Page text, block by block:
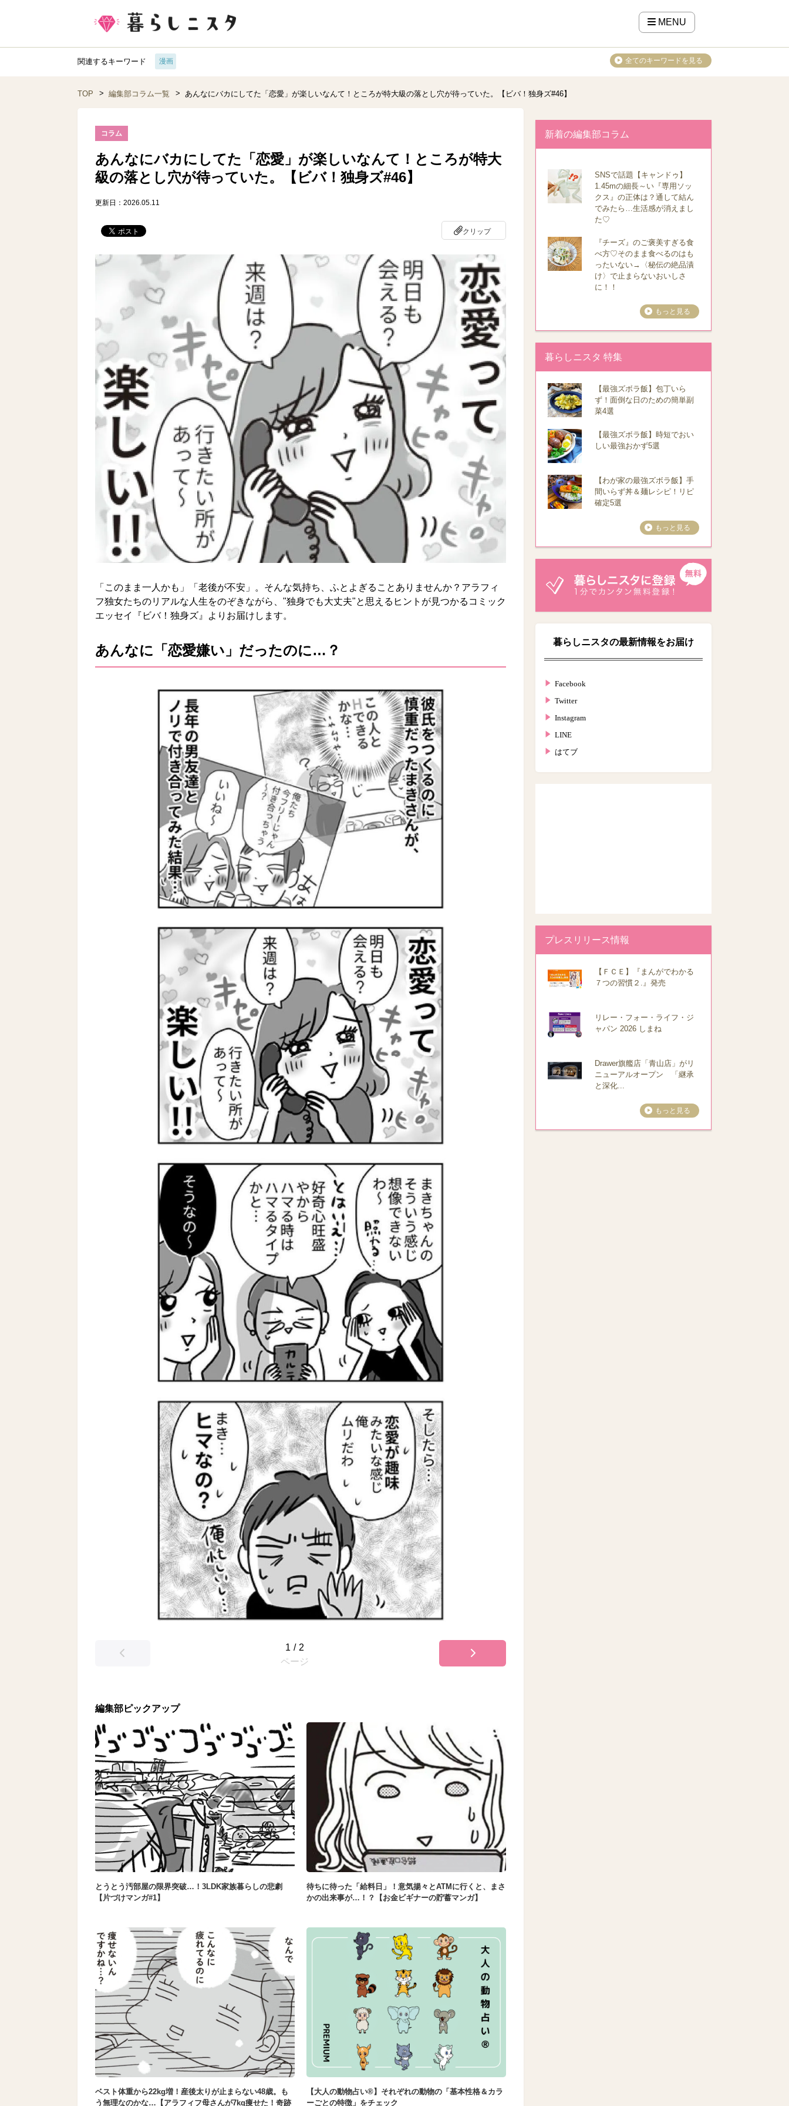
MENU
関連するキーワード 漫画 全てのキーワードを見る
TOP 編集部コラム一覧 あんなにバカにしてた「恋愛」が楽しいなんて！ところが特大級の落とし穴が待っていた。【ビバ！独身ズ#46】
コラム
あんなにバカにしてた「恋愛」が楽しいなんて！ところが特大
級の落とし穴が待っていた。【ビバ！独身ズ#46】
更新日：2026.05.11
クリップ
「このまま一人かも」「老後が不安」。そんな気持ち、ふとよぎることありませんか？アラフィ
フ独女たちのリアルな人生をのぞきながら、"独身でも大丈夫"と思えるヒントが見つかるコミック
エッセイ『ビバ！独身ズ』よりお届けします。
あんなに「恋愛嫌い」だったのに…？
1 / 2
ページ
編集部ピックアップ
とうとう汚部屋の限界突破…！3LDK家族暮らしの悲劇
【片づけマンガ#1】
待ちに待った「給料日」！意気揚々とATMに行くと、まさ
かの出来事が…！？【お金ビギナーの貯蓄マンガ】
ベスト体重から22kg増！産後太りが止まらない48歳。も
う無理なのかな…【アラフィフ母さんが7kg痩せた！奇跡
【大人の動物占い®】それぞれの動物の「基本性格＆カラ
ーごとの特徴」をチェック
新着の編集部コラム
SNSで話題【キャンドゥ】
1.45mの細長～い『専用ソッ
クス』の正体は？通して結ん
でみたら…生活感が消えまし
た♡
『チーズ』のご褒美すぎる食
べ方♡そのまま食べるのはも
ったいない→〈秘伝の絶品漬
け〉で止まらないおいしさ
に！！
もっと見る
暮らしニスタ 特集
【最強ズボラ飯】包丁いら
ず！面倒な日のための簡単副
菜4選
【最強ズボラ飯】時短でおい
しい最強おかず5選
【わが家の最強ズボラ飯】手
間いらず丼＆麺レシピ！リピ
確定5選
もっと見る
暮らしニスタの最新情報をお届け
Facebook
Twitter
Instagram
LINE
はてブ
プレスリリース情報
【ＦＣＥ】『まんがでわかる
７つの習慣２.』発売
リレー・フォー・ライフ・ジ
ャパン 2026 しまね
Drawer旗艦店「青山店」がリ
ニューアルオープン 「継承
と深化...
もっと見る